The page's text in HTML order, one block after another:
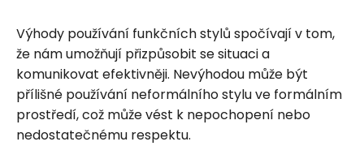
Výhody používání funkčních stylů spočívají v tom,
že nám umožňují přizpůsobit se situaci a
komunikovat efektivněji. Nevýhodou může být
přílišné používání neformálního stylu ve formálním
prostředí, což může vést k nepochopení nebo
nedostatečnému respektu.